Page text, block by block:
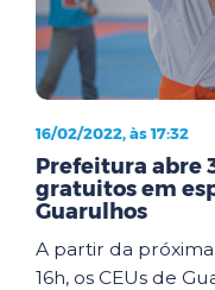
16/02/2022, às 17:32
Prefeitura abre
gratuitos em
Guarulhos
A partir da próxima
16h, os CEUs de